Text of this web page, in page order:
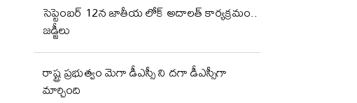
సెప్టెంబర్ 12న జాతీయ లోక్ అదాలత్ కార్యక్రమం..
జడ్జీలు
రాష్ట్ర ప్రభుత్వం మెగా డీఎస్సీ ని దగా డీఎస్సీగా
మార్చింది